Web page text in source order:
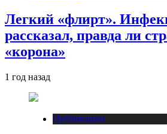
Легкий «флирт».
рассказал, правда ли
«корона»
1 год назад
Публикации